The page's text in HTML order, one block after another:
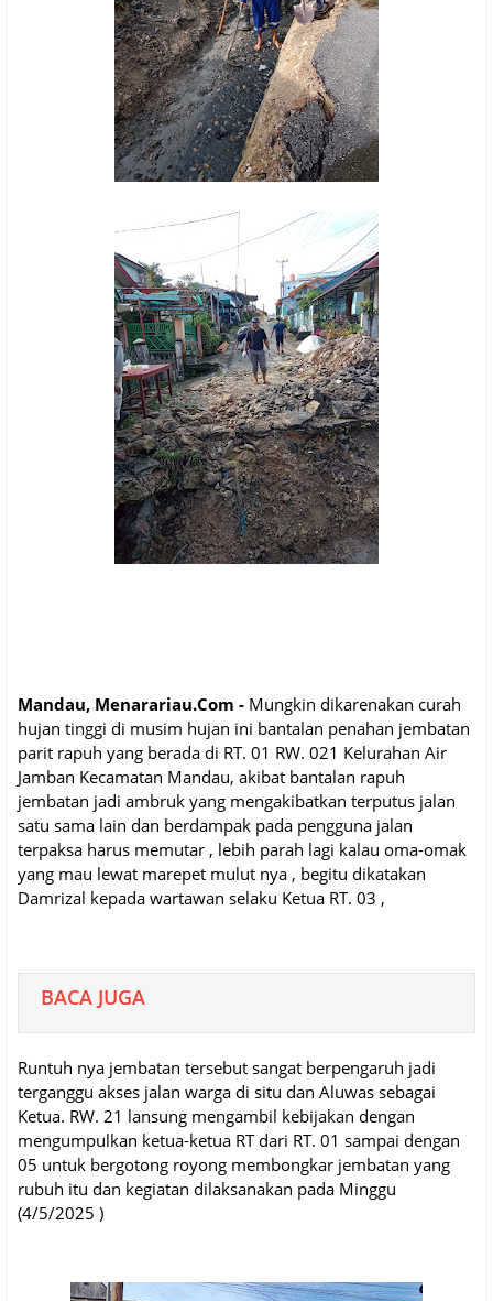
Mandau, Menarariau.Com - Mungkin dikarenakan curah
hujan tinggi di musim hujan ini bantalan penahan jembatan
parit rapuh yang berada di RT. 01 RW. 021 Kelurahan Air
Jamban Kecamatan Mandau, akibat bantalan rapuh
jembatan jadi ambruk yang mengakibatkan terputus jalan
satu sama lain dan berdampak pada pengguna jalan
terpaksa harus memutar , lebih parah lagi kalau oma-omak
yang mau lewat marepet mulut nya , begitu dikatakan
Damrizal kepada wartawan selaku Ketua RT. 03 ,
BACA JUGA
Runtuh nya jembatan tersebut sangat berpengaruh jadi
terganggu akses jalan warga di situ dan Aluwas sebagai
Ketua. RW. 21 lansung mengambil kebijakan dengan
mengumpulkan ketua-ketua RT dari RT. 01 sampai dengan
05 untuk bergotong royong membongkar jembatan yang
rubuh itu dan kegiatan dilaksanakan pada Minggu
(4/5/2025 )